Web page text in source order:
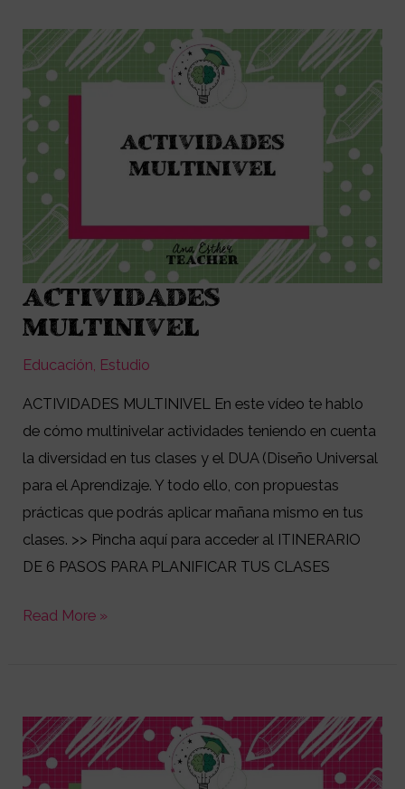
ACTIVIDADES
MULTINIVEL
Educación, Estudio
ACTIVIDADES MULTINIVEL En este vídeo te hablo
de cómo multinivelar actividades teniendo en cuenta
la diversidad en tus clases y el DUA (Diseño Universal
para el Aprendizaje. Y todo ello, con propuestas
prácticas que podrás aplicar mañana mismo en tus
clases. >> Pincha aquí para acceder al ITINERARIO
DE 6 PASOS PARA PLANIFICAR TUS CLASES
ACTIVIDADES
MULTINIVEL
Read More »